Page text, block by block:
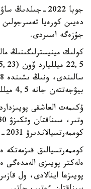
دەيىن كورەيا
جۇزەگە اسىردى.
كولىك مينيسترلىگىنىڭ
بيۋجەتتەن جانە 4,5 ميلليارد ۆون جەكە سەكتوردان.
ۇكىمەت العاشقى
كوممەرتسيالاندىرۋ 2031-جىلدان كەيىن جۇزەگە اسىرىلادى.
ەلەكتر پويىزى